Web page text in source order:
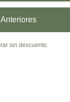
sin descuento.